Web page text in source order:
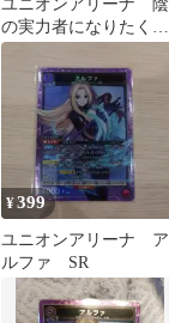
ユニオンアリーナ 陰
の実力者になりたく
て 紫デッキパーツ
アルファSR
¥399
ユニオンアリーナ ア
ルファ SR